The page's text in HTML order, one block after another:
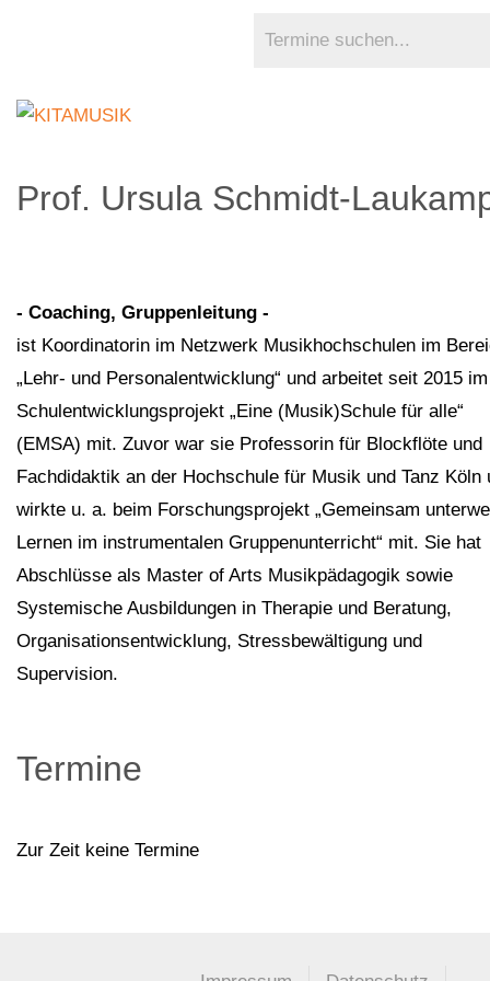
Prof. Ursula Schmidt-
- Coaching, Gruppenleitung -
ist Koordinatorin im Netzwerk Musikhochschulen im
„Lehr- und Personalentwicklung“ und arbeitet seit 2015 im
Schulentwicklungsprojekt „Eine (Musik)Schule für alle“
(EMSA) mit. Zuvor war sie Professorin für Blockflöte und
Fachdidaktik an der Hochschule für Musik und Tanz Köln
wirkte u. a. beim Forschungsprojekt „Gemeinsam
Lernen im instrumentalen Gruppenunterricht“ mit. Sie hat
Abschlüsse als Master of Arts Musikpädagogik sowie
Systemische Ausbildungen in Therapie und Beratung,
Organisationsentwicklung, Stressbewältigung und
Supervision.
Termine
Zur Zeit keine Termine